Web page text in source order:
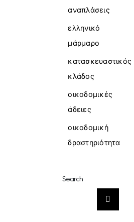
αναπλάσεις
ελληνικό
μάρμαρο
κατασκευαστικός
κλάδος
οικοδομικές
άδειες
οικοδομική
δραστηριότητα
Search
Αναζήτηση